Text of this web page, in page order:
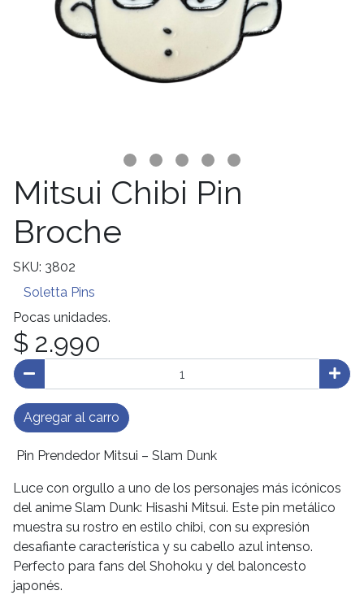
Mitsui Chibi Pin
Broche
SKU: 3802
Soletta Pins
Pocas unidades.
$ 2.990
Agregar al carro
Pin Prendedor Mitsui – Slam Dunk
Luce con orgullo a uno de los personajes más icónicos
del anime Slam Dunk: Hisashi Mitsui. Este pin metálico
muestra su rostro en estilo chibi, con su expresión
desafiante característica y su cabello azul intenso.
Perfecto para fans del Shohoku y del baloncesto
japonés.